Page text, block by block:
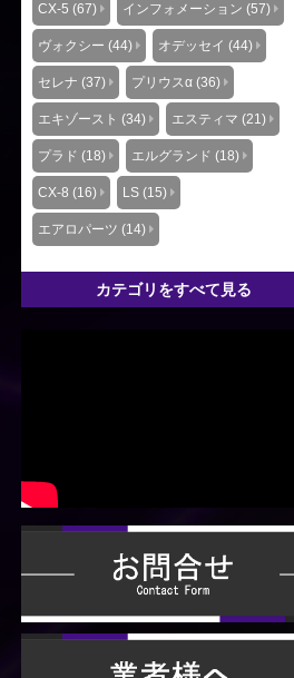
CX-5 (67) インフォメーション (57)
ヴォクシー (44) オデッセイ (44)
セレナ (37) プリウスα (36)
エキゾースト (34) エスティマ (21)
プラド (18) エルグランド (18)
CX-8 (16) LS (15)
エアロパーツ (14)
カテゴリをすべて見る